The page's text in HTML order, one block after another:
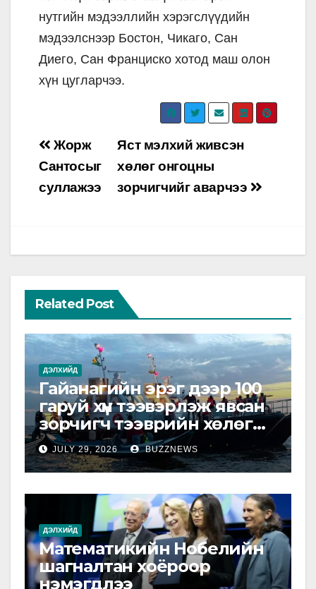
нутгийн мэдээллийн хэрэгслүүдийн
мэдээлснээр Бостон, Чикаго, Сан
Диего, Сан Франциско хотод маш олон
хүн цугларчээ.
Post
navigation
Яст мэлхий живсэн
хөлөг онгоцны
зорчигчийг аварчээ
Жорж
Сантосыг
суллажээ
Related Post
ДЭЛХИЙД
Гайанагийн эрэг дээр 100
гаруй хүн тээвэрлэж явсан
зорчигч тээврийн хөлөг
живжээ
JULY 29, 2026 BUZZNEWS
ДЭЛХИЙД
Математикийн Нобелийн
шагналтан хоёроор
нэмэгдлээ